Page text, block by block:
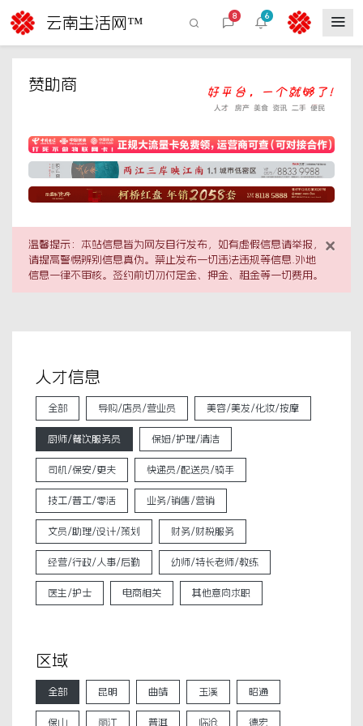
云南生活网™ 8 6
赞助商
×
温馨提示：本站信息皆为网友自行发布，如有虚假信息请举报，
请提高警惕辨别信息真伪。禁止发布一切违法违规等信息.外地
信息一律不审核。签约前切勿付定金、押金、租金等一切费用。
人才信息
全部 导购/店员/营业员 美容/美发/化妆/按摩
厨师/餐饮服务员 保姆/护理/清洁
司机/保安/更夫 快递员/配送员/骑手
技工/普工/零活 业务/销售/营销
文员/助理/设计/策划 财务/财税服务
经营/行政/人事/后勤 幼师/特长老师/教练
医生/护士 电商相关 其他意向求职
区域
全部 昆明 曲靖 玉溪 昭通
保山 丽江 普洱 临沧 德宏